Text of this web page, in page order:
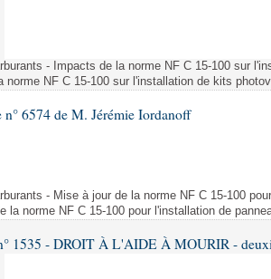
- Impacts de la norme NF C 15-100 sur
norme NF C 15-100 sur l'installation de kits
n° 6574 de M. Jérémie Iordanoff
- Mise à jour de la norme NF C 15-100
la norme NF C 15-100 pour l'installation de
1535 - DROIT À L'AIDE À MOURIR -